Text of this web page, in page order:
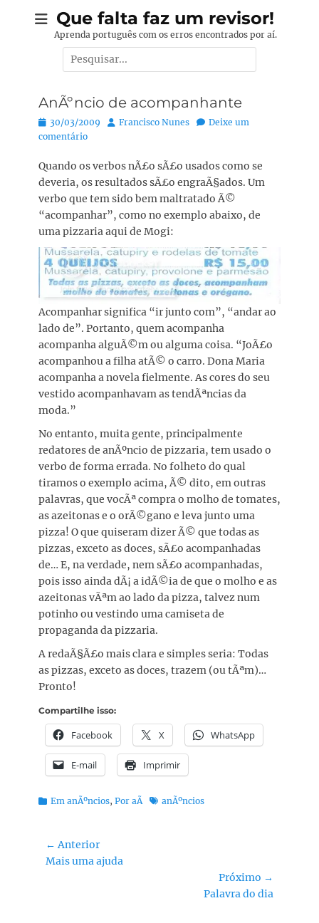
Que falta faz um revisor!
Aprenda português com os erros encontrados por aí.
Pesquisar
por:
AnÃºncio de acompanhante
Posted
on
30/03/2009 Autor:
Francisco Nunes
Deixe um
comentário
Quando os verbos nÃ£o sÃ£o usados como se
deveria, os resultados sÃ£o engraÃ§ados. Um
verbo que tem sido bem maltratado Ã©
“acompanhar”, como no exemplo abaixo, de
uma pizzaria aqui de Mogi:
Acompanhar significa “ir junto com”, “andar ao
lado de”. Portanto, quem acompanha
acompanha alguÃ©m ou alguma coisa. “JoÃ£o
acompanhou a filha atÃ© o carro. Dona Maria
acompanha a novela fielmente. As cores do seu
vestido acompanhavam as tendÃªncias da
moda.”
No entanto, muita gente, principalmente
redatores de anÃºncio de pizzaria, tem usado o
verbo de forma errada. No folheto do qual
tiramos o exemplo acima, Ã© dito, em outras
palavras, que vocÃª compra o molho de tomates,
as azeitonas e o orÃ©gano e leva junto uma
pizza! O que quiseram dizer Ã© que todas as
pizzas, exceto as doces, sÃ£o acompanhadas
de… E, na verdade, nem sÃ£o acompanhadas,
pois isso ainda dÃ¡ a idÃ©ia de que o molho e as
azeitonas vÃªm ao lado da pizza, talvez num
potinho ou vestindo uma camiseta de
propaganda da pizzaria.
A redaÃ§Ã£o mais clara e simples seria: Todas
as pizzas, exceto as doces, trazem (ou tÃªm)…
Pronto!
Compartilhe isso:
Facebook X WhatsApp
E-mail Imprimir
Categorias:
Em anÃºncios, Por aÃ­ Tags:anÃºncios
Navegação
de
← Anterior
Post
Mais uma ajuda
Próximo →
Palavra do dia